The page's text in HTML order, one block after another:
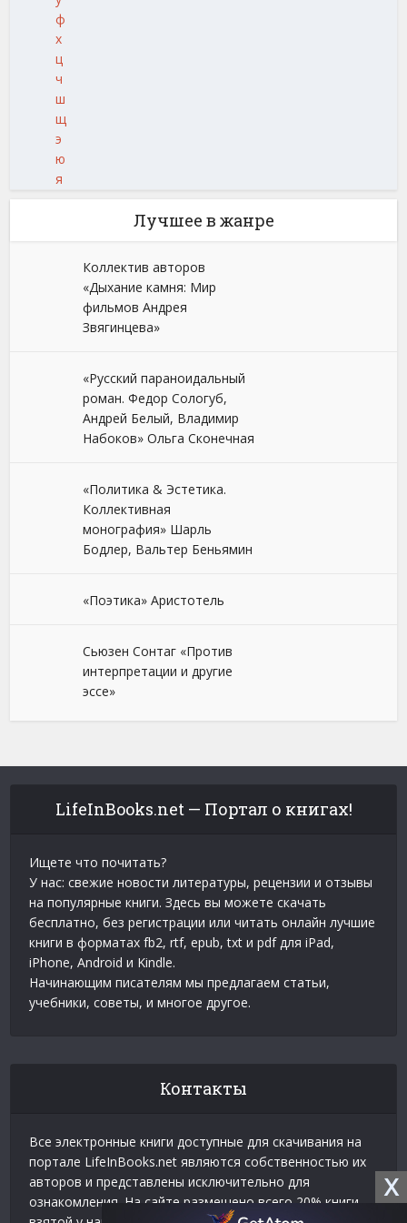
X
ф
х
ц
ч
ш
щ
э
ю
я
Лучшее в жанре
Коллектив авторов
«Дыхание камня: Мир
фильмов Андрея
Звягинцева»
«Русский параноидальный
роман. Федор Сологуб,
Андрей Белый, Владимир
Набоков» Ольга Сконечная
«Политика & Эстетика.
Коллективная
монография» Шарль
Бодлер, Вальтер Беньямин
«Поэтика» Аристотель
Сьюзен Сонтаг «Против
интерпретации и другие
эссе»
LifeInBooks.net — Портал о книгах!
Ищете что почитать?
У нас: свежие новости литературы, рецензии и отзывы
на популярные книги. Здесь вы можете скачать
бесплатно, без регистрации или читать онлайн лучшие
книги в форматах fb2, rtf, epub, txt и pdf для iPad,
iPhone, Android и Kindle.
Начинающим писателям мы предлагаем статьи,
учебники, советы, и многое другое.
Контакты
Все электронные книги доступные для скачивания на
портале LifeInBooks.net являются собственностью их
авторов и представлены исключительно для
ознакомления. На сайте размещено всего 20% книги